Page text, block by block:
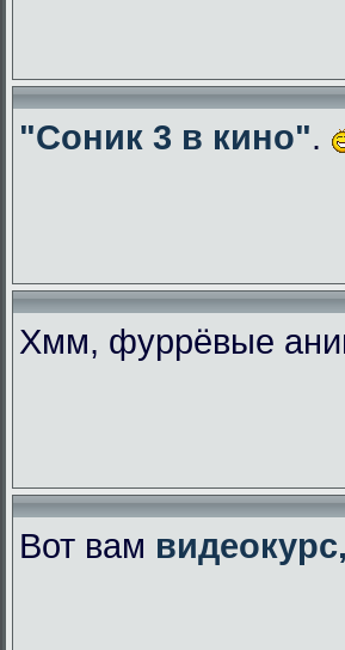
"Соник 3 в кино".
Хмм, фуррёвые
Вот вам